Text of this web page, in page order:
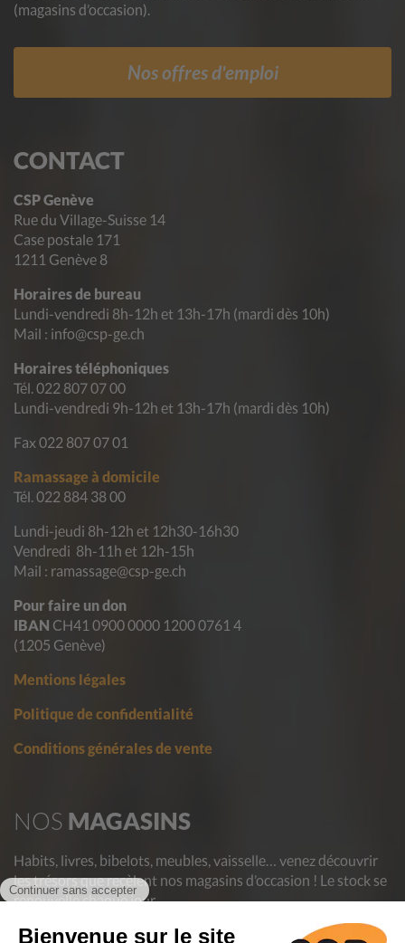
(magasins d’occasion).
Nos offres d'emploi
CONTACT
CSP Genève
Rue du Village-Suisse 14
Case postale 171
1211 Genève 8
Horaires de bureau
Lundi-vendredi 8h-12h et 13h-17h (mardi dès 10h)
Mail : info@csp-ge.ch
Horaires téléphoniques
Tél. 022 807 07 00
Lundi-vendredi 9h-12h et 13h-17h (mardi dès 10h)
Fax 022 807 07 01
Ramassage à domicile
Tél. 022 884 38 00
Lundi-jeudi 8h-12h et 12h30-16h30
Vendredi 8h-11h et 12h-15h
Mail : ramassage@csp-ge.ch
Pour faire un don
IBAN CH41 0900 0000 1200 0761 4
(1205 Genève)
Mentions légales
Politique de confidentialité
Conditions générales de vente
NOS MAGASINS
Habits, livres, bibelots, meubles, vaisselle… venez découvrir
les trésors que recèlent nos magasins d’occasion ! Le stock se
renouvelle chaque jour.
En achetant au CSP, vous contribuez à aider des personnes